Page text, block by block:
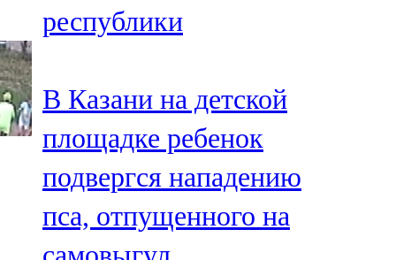
республики
В Казани на детской
площадке ребенок
подвергся нападению
пса, отпущенного на